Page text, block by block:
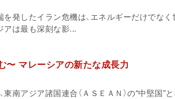
を発したイラン危機は、エネルギーだけでなく
アは最も深刻な影...
〜 マレーシアの新たな成長力
南アジア諸国連合（ＡＳＥＡＮ）の“中堅国”